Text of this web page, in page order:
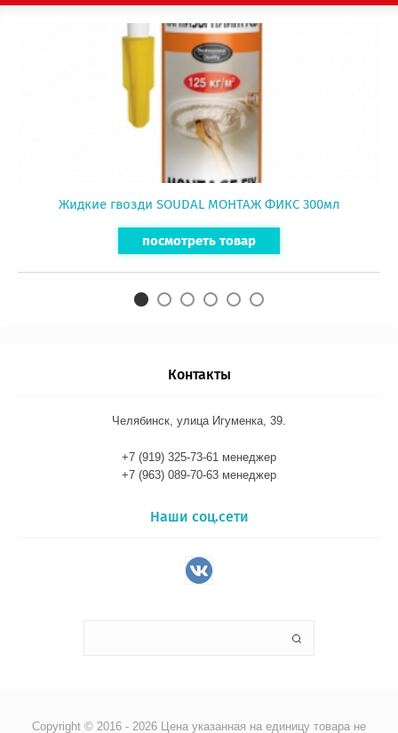
Жидкие гвозди SOUDAL МОНТАЖ ФИКС 300мл
посмотреть товар
Контакты
Челябинск, улица Игуменка, 39.
+7 (919) 325-73-61 менеджер
+7 (963) 089-70-63 менеджер
Наши соц.сети
Copyright © 2016 - 2026 Цена указанная на единицу товара не